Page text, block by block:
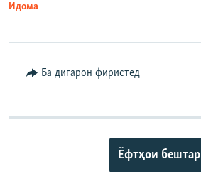
Идома
Ба дигарон фиристед
Ёфтҳои бештар